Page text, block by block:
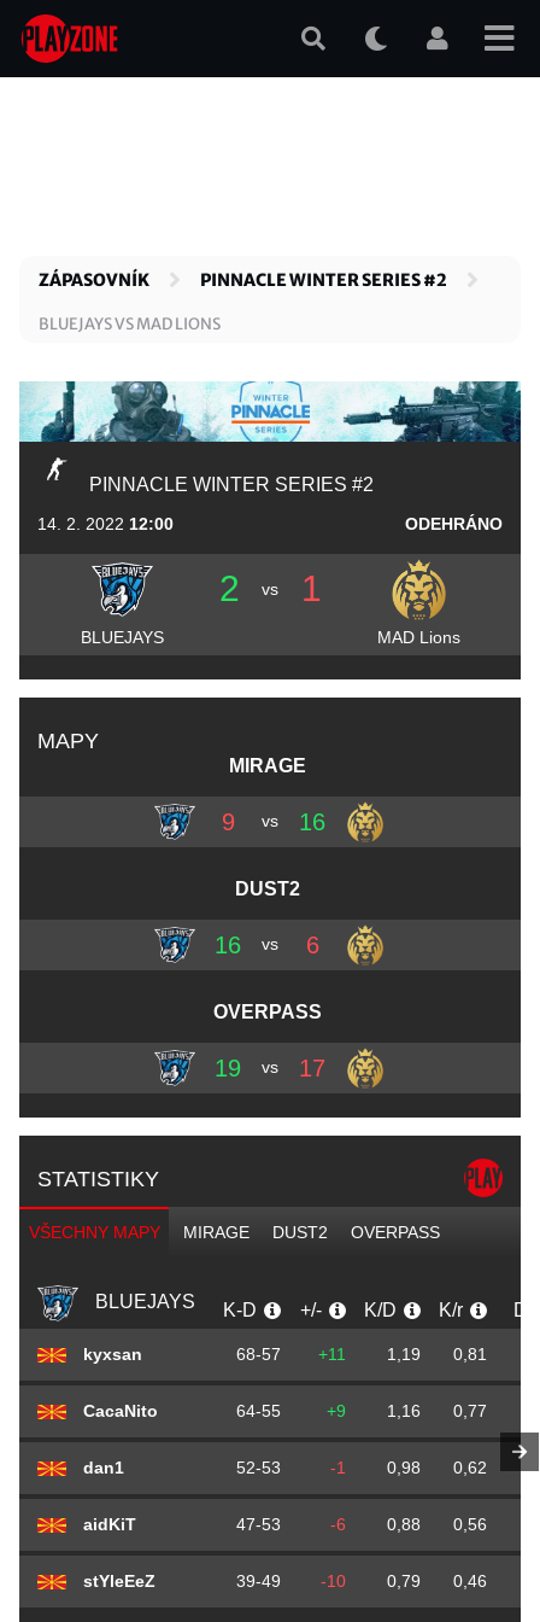
Přejít
hlavnímu
ZÁPASOVNÍK PINNACLE WINTER SERIES #2
BLUEJAYS VS MAD LIONS
PINNACLE WINTER SERIES #2
14. 2. 2022 12:00 ODEHRÁNO
2 vs 1
BLUEJAYS MAD Lions
MAPY
MIRAGE
9 vs 16
DUST2
16 vs 6
OVERPASS
19 vs 17
STATISTIKY
VŠECHNY MAPY MIRAGE DUST2 OVERPASS
BLUEJAYS K-D +/- K/D K/r D/
kyxsan 68-57 +11 1,19 0,81
CacaNito 64-55 +9 1,16 0,77
dan1 52-53 -1 0,98 0,62
aidKiT 47-53 -6 0,88 0,56
stYleEeZ 39-49 -10 0,79 0,46